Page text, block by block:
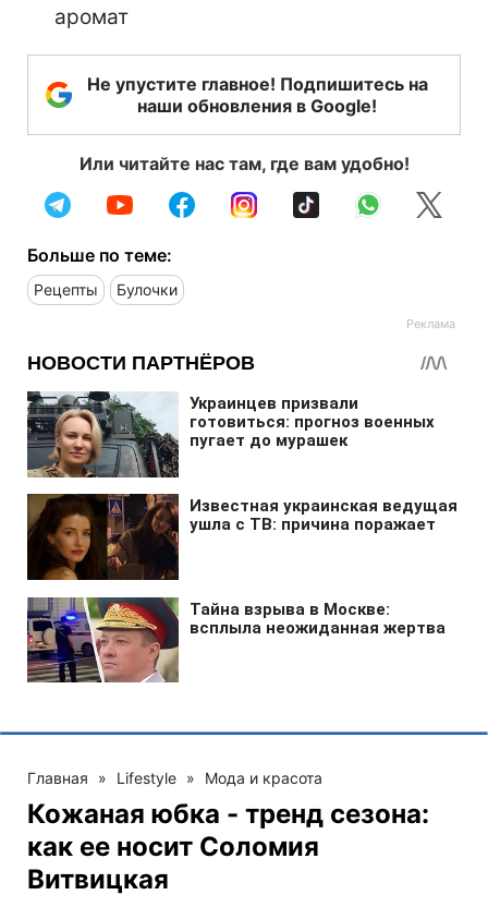
аромат
Не упустите главное! Подпишитесь на
наши обновления в Google!
Или читайте нас там, где вам удобно!
Больше по теме:
Рецепты Булочки
Главная » Lifestyle » Мода и красота
Кожаная юбка - тренд сезона:
как ее носит Соломия
Витвицкая